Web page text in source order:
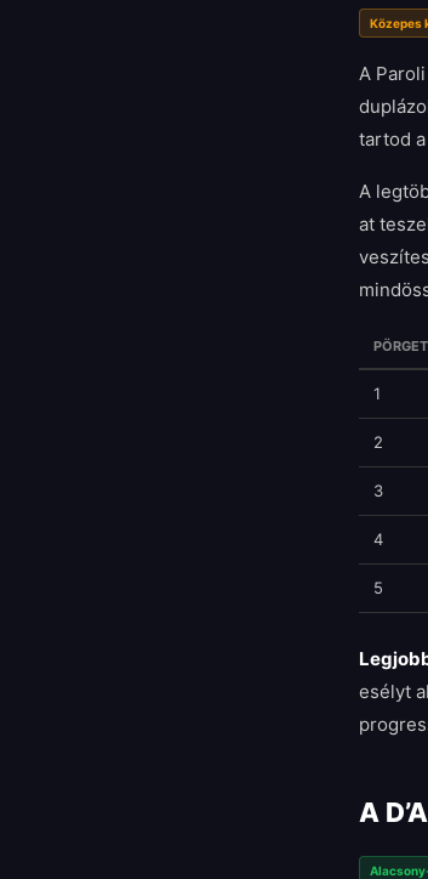
Közepes
A
tartod
A
at
1
2
3
4
5
esélyt
A